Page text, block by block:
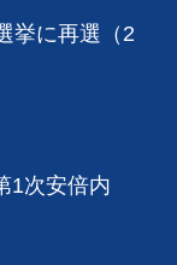
挙に再選（2
1次安倍内